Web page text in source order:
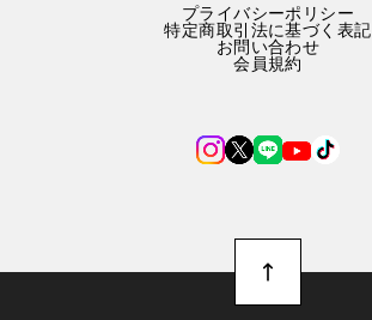
プライバシーポリシー
特定商取引法に基づく表記
お問い合わせ
会員規約